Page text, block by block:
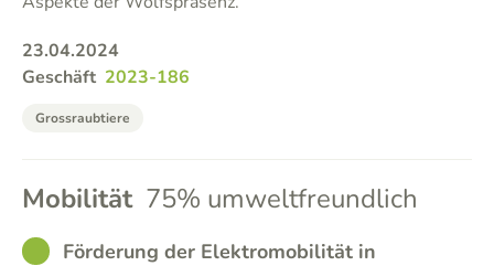
23.04.2024
Geschäft 2023-186
Grossraubtiere
Mobilität 75% umweltfreundlich
GOODFörderung der Elektromobilität in